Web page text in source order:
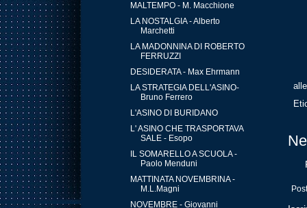
MALTEMPO - M. Macchione
LA NOSTALGIA - Alberto
Marchetti
LA MADONNINA DI ROBERTO
FERRUZZI
DESIDERATA - Max Ehrmann
LA STRATEGIA DELL'ASINO-
Bruno Ferrero
L'ASINO DI BURIDANO
L' ASINO CHE TRASPORTAVA
SALE - Esopo
IL SOMARELLO A SCUOLA -
Paolo Menduni
MATTINATA NOVEMBRINA -
M.L.Magni
NOVEMBRE - Giovanni